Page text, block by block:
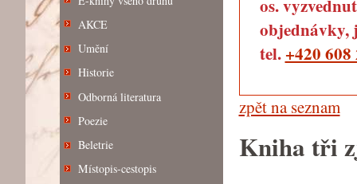
AKCE
Umění
Historie
Odborná literatura
Poezie
Beletrie
Místopis-cestopis
os.
objednávky,
tel. +420 608
zpět na seznam
Kniha tři